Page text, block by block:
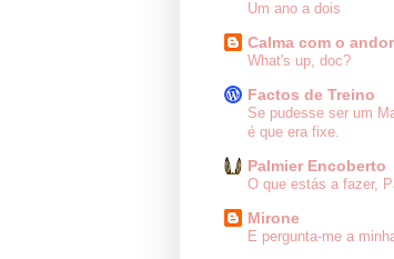
Um ano a dois
Calma com o andor
What's up, doc?
Factos de Treino
Se pudesse ser um
é que era fixe.
Palmier Encoberto
O que estás a fazer,
Mirone
E pergunta-me a